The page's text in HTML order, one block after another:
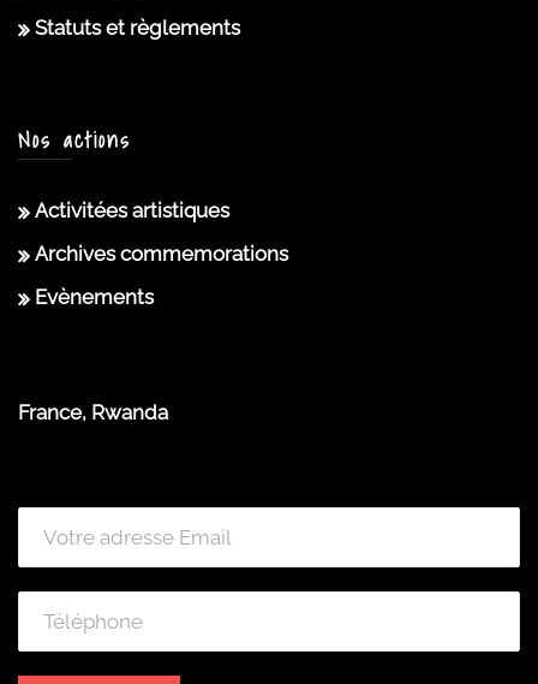
Statuts et règlements
Nos actions
Activitées artistiques
Archives commemorations
Evènements
France, Rwanda